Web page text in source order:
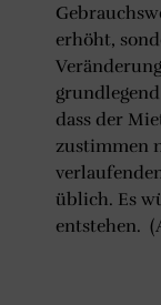
erhöht,
dass der
zustimmen
üblich. Es
entstehen.